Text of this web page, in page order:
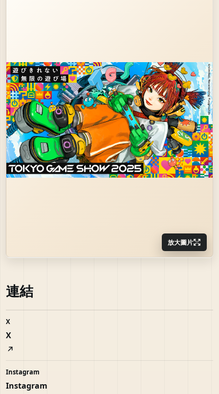
放大圖片
連結
X
X
Instagram
Instagram